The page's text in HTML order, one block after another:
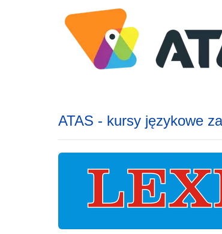
ATAS - kursy językowe